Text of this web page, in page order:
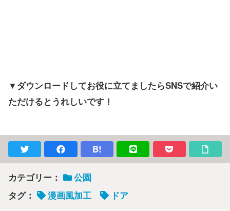
▼ダウンロードしてお役に立てましたらSNSで紹介い
ただけるとうれしいです！
B!
カテゴリー：
公園
タグ：
漫画風加工 ドア